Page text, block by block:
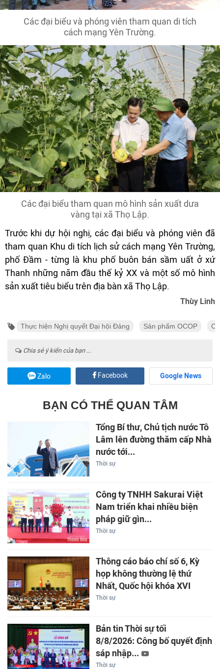
Các đại biểu và phóng viên tham quan di tích
cách mạng Yên Trường.
Các đại biểu tham quan mô hình sản xuất dưa
vàng tại xã Thọ Lập.
Trước khi dự hội nghị, các đại biểu và phóng viên đã
tham quan Khu di tích lịch sử cách mạng Yên Trường,
phố Đầm - từng là khu phố buôn bán sầm uất ở xứ
Thanh những năm đầu thế kỷ XX và một số mô hình
sản xuất tiêu biểu trên địa bàn xã Thọ Lập.
Thùy Linh
Thực hiện Nghị quyết Đại hội Đảng Sản phẩm OCOP
Chia sẻ ý kiến của bạn ...
Zalo Facebook Google News
BẠN CÓ THỂ QUAN TÂM
Tổng Bí thư, Chủ tịch nước Tô
Lâm lên đường thăm cấp Nhà
nước tới...
Thời sự
Công ty TNHH Sakurai Việt
Nam triển khai nhiều biện
pháp giữ gìn...
Thời sự
Thông cáo báo chí số 6, Kỳ
họp không thường lệ thứ
Nhất, Quốc hội khóa XVI
Thời sự
Bản tin Thời sự tối
8/8/2026: Công bố quyết định
sáp nhập...
Thời sự